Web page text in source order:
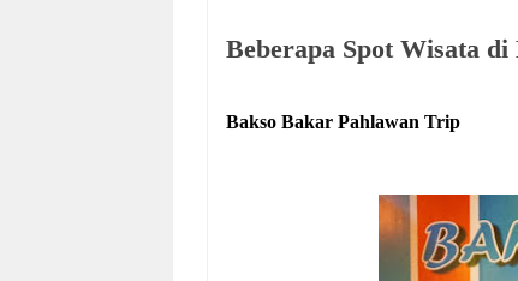
Beberapa Spot Wisata di
Bakso Bakar Pahlawan Trip